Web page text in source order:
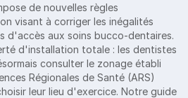
de nouvelles règles
visant à corriger les inégalités
d'accès aux soins bucco-dentaires.
d'installation totale : les dentistes
consulter le zonage établi
Régionales de Santé (ARS)
leur lieu d'exercice. Notre guide